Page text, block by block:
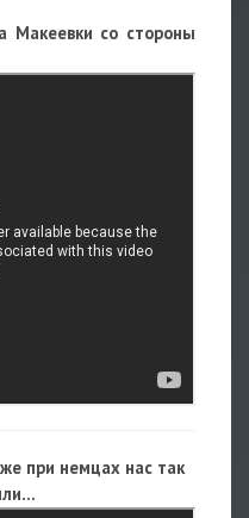
Макеевки со стороны
при немцах нас так